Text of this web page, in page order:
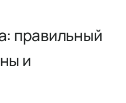
правильный
и